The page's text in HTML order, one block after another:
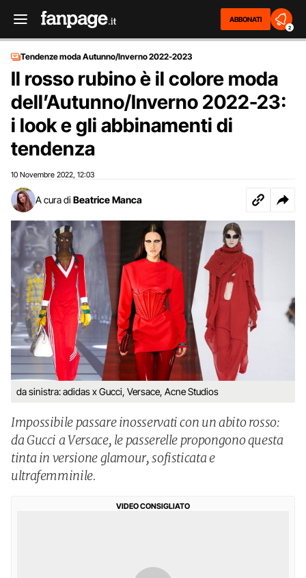
ABBONATI
2
Tendenze moda Autunno/Inverno 2022-2023
Il rosso rubino è il colore moda
dell’Autunno/Inverno 2022-23:
i look e gli abbinamenti di
tendenza
10 Novembre 2022 12:03
A cura di Beatrice Manca
da sinistra: adidas x Gucci, Versace, Acne Studios
Impossibile passare inosservati con un abito rosso:
da Gucci a Versace, le passerelle propongono questa
tinta in versione glamour, sofisticata e
ultrafemminile.
VIDEO CONSIGLIATO